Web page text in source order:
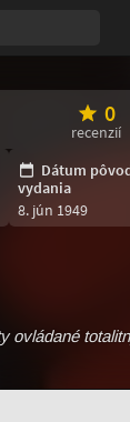
0
recenzií
Dátum
vydania
8. jún 1949
ovládané